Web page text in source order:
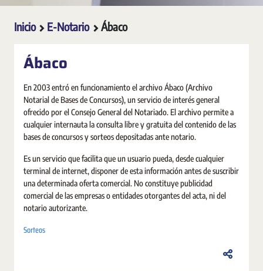
Inicio E-Notario Ábaco
Ábaco
En 2003 entró en funcionamiento el archivo Ábaco (Archivo
Notarial de Bases de Concursos), un servicio de interés general
ofrecido por el Consejo General del Notariado. El archivo permite a
cualquier internauta la consulta libre y gratuita del contenido de las
bases de concursos y sorteos depositadas ante notario.
Es un servicio que facilita que un usuario pueda, desde cualquier
terminal de internet, disponer de esta información antes de suscribir
una determinada oferta comercial. No constituye publicidad
comercial de las empresas o entidades otorgantes del acta, ni del
notario autorizante.
Sorteos